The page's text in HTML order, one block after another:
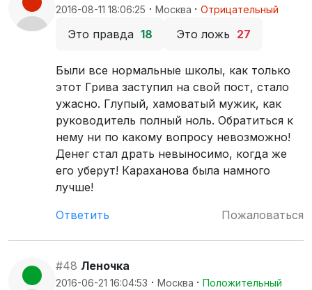
2016-08-11 18:06:25 · Москва · Отрицательный
Это правда 18 Это ложь 27
Были все нормальные школы, как только
этот Грива заступил на свой пост, стало
ужасно. Глупый, хамоватый мужик, как
руководитель полный ноль. Обратиться к
нему ни по какому вопросу невозможно!
Денег стал драть невыносимо, когда же
его уберут! Караханова была намного
лучше!
Ответить
Пожаловаться
#48 Леночка
2016-06-21 16:04:53 · Москва · Положительный